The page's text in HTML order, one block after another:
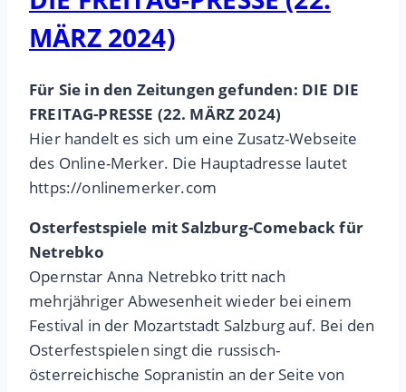
MÄRZ 2024)
Für Sie in den Zeitungen gefunden: DIE DIE
FREITAG-PRESSE (22. MÄRZ 2024)
Hier handelt es sich um eine Zusatz-Webseite
des Online-Merker. Die Hauptadresse lautet
https://onlinemerker.com
Osterfestspiele mit Salzburg-Comeback für
Netrebko
Opernstar Anna Netrebko tritt nach
mehrjähriger Abwesenheit wieder bei einem
Festival in der Mozartstadt Salzburg auf. Bei den
Osterfestspielen singt die russisch-
österreichische Sopranistin an der Seite von